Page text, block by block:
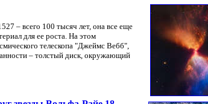
– всего 100 тысяч лет, она все еще
для ее роста. На этом
телескопа "Джеймс Вебб",
– толстый диск, окружающий